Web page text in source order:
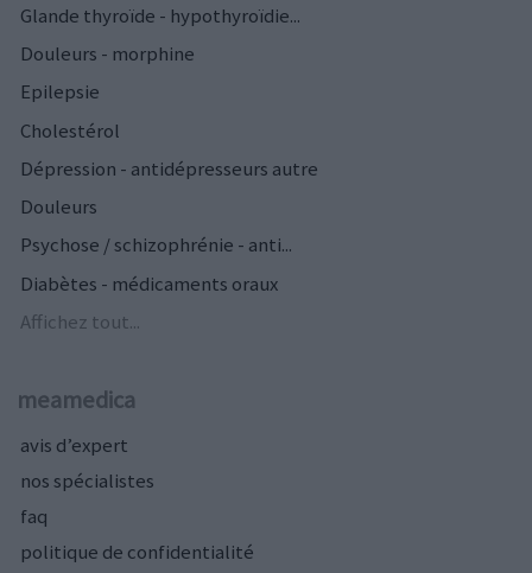
Glande thyroïde - hypothyroïdie...
Douleurs - morphine
Epilepsie
Cholestérol
Dépression - antidépresseurs autre
Douleurs
Psychose / schizophrénie - anti...
Diabètes - médicaments oraux
Affichez tout...
meamedica
avis d’expert
nos spécialistes
faq
politique de confidentialité